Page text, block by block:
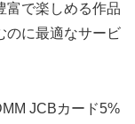
富で楽しめる作品
のに最適なサービ
JCBカード5%